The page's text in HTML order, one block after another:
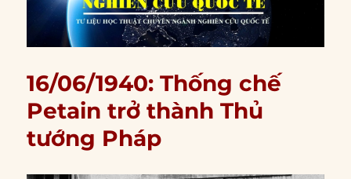
16/06/1940: Thống chế
Petain trở thành Thủ
tướng Pháp